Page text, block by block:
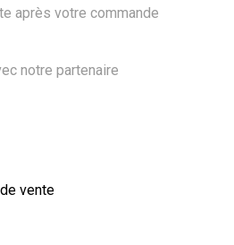
après votre commande
notre partenaire
vente